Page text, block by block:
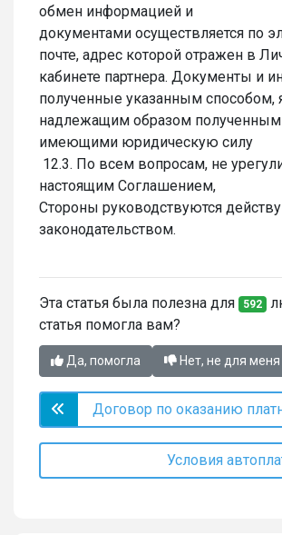
обмен информацией и
документами осуществляется по
почте, адрес которой отражен в
кабинете партнера. Документы и
полученные указанным способом,
надлежащим образом
имеющими юридическую силу
12.3. По всем вопросам, не
настоящим Соглашением,
Стороны руководствуются
законодательством.
Эта статья была полезна для 592
статья помогла вам?
Да, помогла Нет, не для меня
Условия